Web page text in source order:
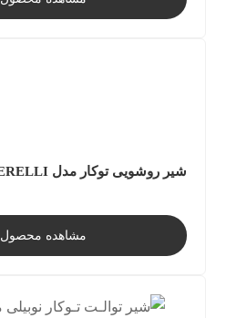
شیر روشویی توکار مدل ACQUERELLI
مشاهده محصول